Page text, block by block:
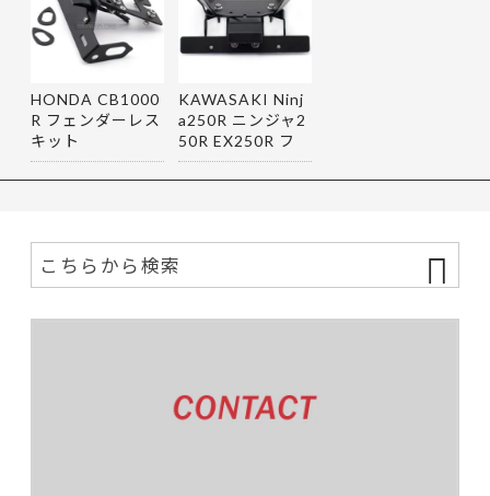
HONDA CB1000
R フェンダーレス
キット
KAWASAKI Ninj
a250R ニンジャ2
50R EX250R フ
ェンダーレス…